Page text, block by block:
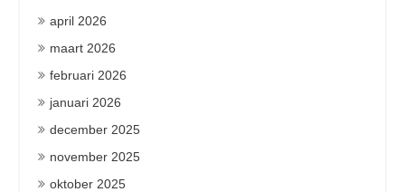
april 2026
maart 2026
februari 2026
januari 2026
december 2025
november 2025
oktober 2025